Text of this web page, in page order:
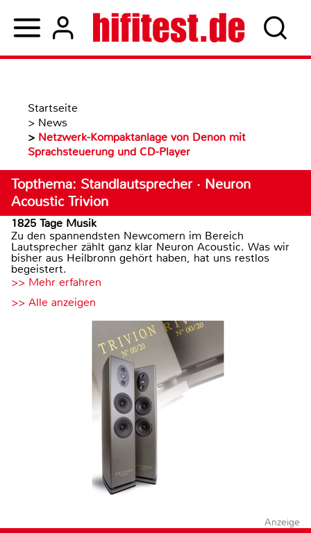
Startseite
> News
> Netzwerk-Kompaktanlage von Denon mit
Sprachsteuerung und CD-Player
Topthema: Standlautsprecher · Neuron
Acoustic Trivion
1825 Tage Musik
Zu den spannendsten Newcomern im Bereich
Lautsprecher zählt ganz klar Neuron Acoustic. Was wir
bisher aus Heilbronn gehört haben, hat uns restlos
begeistert.
>> Mehr erfahren
>> Alle anzeigen
Anzeige